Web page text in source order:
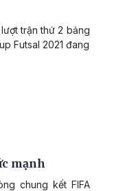
trận thứ 2 bảng
Futsal 2021 đang
mạnh
chung kết FIFA